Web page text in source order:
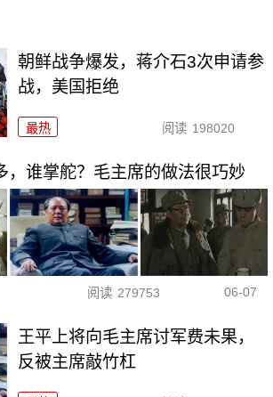
朝鲜战争爆发，蒋介石3次申请参
战，美国拒绝
最热 阅读 198020
，谁掌舵？毛主席的做法很巧妙
阅读 279753 06-07
王平上将向毛主席讨军费未果，
反被主席敲竹杠